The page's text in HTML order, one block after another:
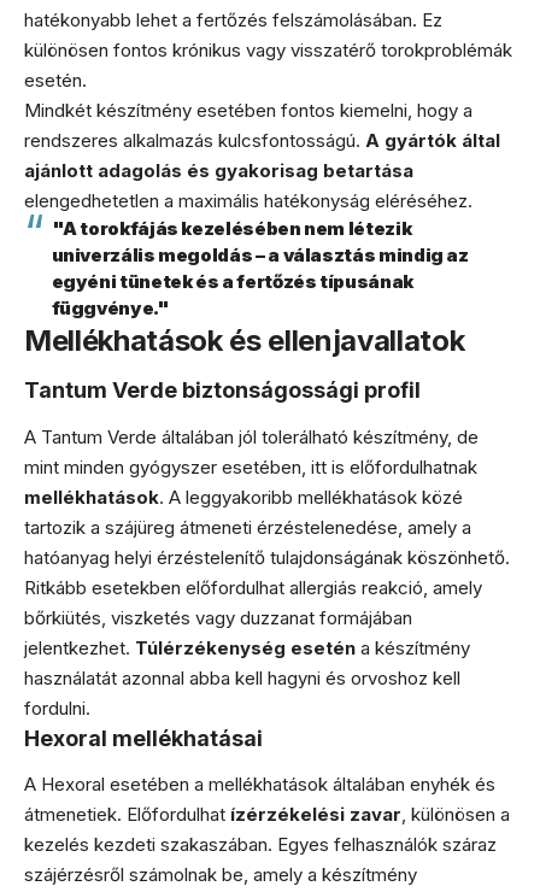
hatékonyabb lehet a fertőzés felszámolásában. Ez
különösen fontos krónikus vagy visszatérő torokproblémák
esetén.
Mindkét készítmény esetében fontos kiemelni, hogy a
rendszeres alkalmazás kulcsfontosságú. A gyártók által
ajánlott adagolás és gyakorisag betartása
elengedhetetlen a maximális hatékonyság eléréséhez.
"A torokfájás kezelésében nem létezik
univerzális megoldás – a választás mindig az
egyéni tünetek és a fertőzés típusának
függvénye."
Mellékhatások és ellenjavallatok
Tantum Verde biztonságossági profil
A Tantum Verde általában jól tolerálható készítmény, de
mint minden gyógyszer esetében, itt is előfordulhatnak
mellékhatások. A leggyakoribb mellékhatások közé
tartozik a szájüreg átmeneti érzéstelenedése, amely a
hatóanyag helyi érzéstelenítő tulajdonságának köszönhető.
Ritkább esetekben előfordulhat allergiás reakció, amely
bőrkiütés, viszketés vagy duzzanat formájában
jelentkezhet. Túlérzékenység esetén a készítmény
használatát azonnal abba kell hagyni és orvoshoz kell
fordulni.
Hexoral mellékhatásai
A Hexoral esetében a mellékhatások általában enyhék és
átmenetiek. Előfordulhat ízérzékelési zavar, különösen a
kezelés kezdeti szakaszában. Egyes felhasználók száraz
szájérzésről számolnak be, amely a készítmény